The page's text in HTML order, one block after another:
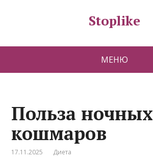
Stoplike
МЕНЮ
Польза ночных
кошмаров
17.11.2025 Диета